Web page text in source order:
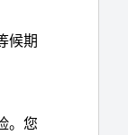
候期
。您